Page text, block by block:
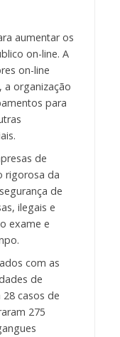
aumentar os
on-line. A
on-line
a organização
para
de
rigorosa da
de
ilegais e
exame e
com as
de
casos de
275